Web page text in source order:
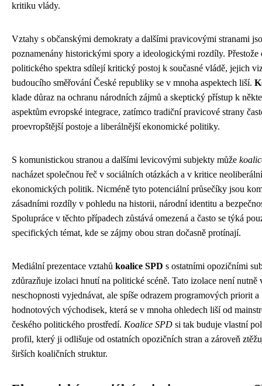
kritiku vlády.
Vztahy s občanskými demokraty a dalšími pravicovými stranami
poznamenány historickými spory a ideologickými rozdíly. Přestože
politického spektra sdílejí kritický postoj k současné vládě, jejich
budoucího směřování České republiky se v mnoha aspektech liší.
klade důraz na ochranu národních zájmů a skeptický přístup k
aspektům evropské integrace, zatímco tradiční pravicové strany
proevropštější postoje a liberálnější ekonomické politiky.
S komunistickou stranou a dalšími levicovými subjekty může
nacházet společnou řeč v sociálních otázkách a v kritice
ekonomických politik. Nicméně tyto potenciální průsečíky jsou
zásadními rozdíly v pohledu na historii, národní identitu a
Spolupráce v těchto případech zůstává omezená a často se týká
specifických témat, kde se zájmy obou stran dočasně protínají.
Mediální prezentace vztahů koalice SPD s ostatními opozičními
zdůrazňuje izolaci hnutí na politické scéně. Tato izolace není nutně
neschopnosti vyjednávat, ale spíše odrazem programových priorit a
hodnotových východisek, která se v mnoha ohledech liší od
českého politického prostředí. Koalice SPD si tak buduje vlastní
profil, který ji odlišuje od ostatních opozičních stran a zároveň
širších koaličních struktur.